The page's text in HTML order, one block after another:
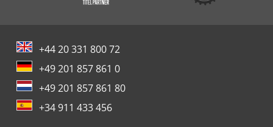
+44 20 331 800 72
+49 201 857 861 0
+49 201 857 861 80
+34 911 433 456